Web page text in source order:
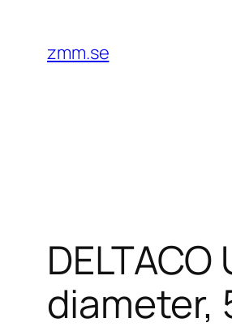
innehåll
zmm.se
diameter,